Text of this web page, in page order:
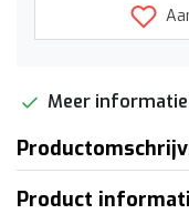
Meer
Product